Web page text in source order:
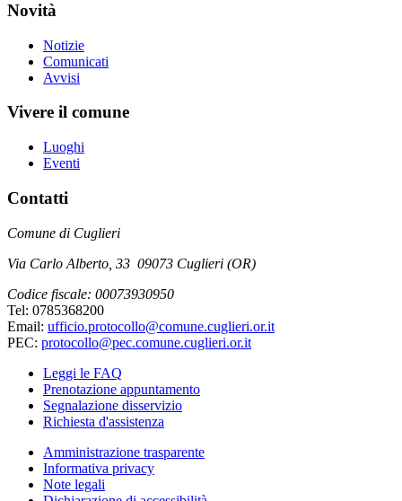
Novità
Notizie
Comunicati
Avvisi
Vivere il comune
Luoghi
Eventi
Contatti
Comune di Cuglieri
Via Carlo Alberto, 33 09073 Cuglieri (OR)
Codice fiscale: 00073930950
Tel: 0785368200
Email: ufficio.protocollo@comune.cuglieri.or.it
PEC: protocollo@pec.comune.cuglieri.or.it
Leggi le FAQ
Prenotazione appuntamento
Segnalazione disservizio
Richiesta d'assistenza
Amministrazione trasparente
Informativa privacy
Note legali